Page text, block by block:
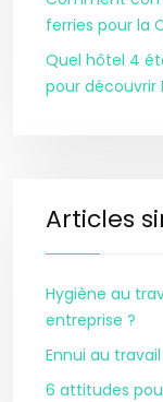
ferries pour la
Quel hôtel 4
pour découvrir
Articles
Hygiène au
entreprise ?
Ennui au
6 attitudes